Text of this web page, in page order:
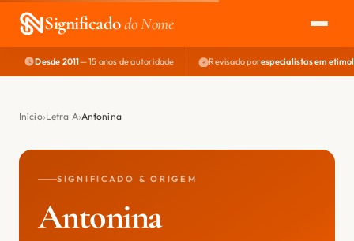
Significadodo Nome
EXPLORAR
NOME PERFEITO
Desde 2011— 15 anos de autoridade Revisado porespecialistas em
Início Letra A Antonina
SIGNIFICADO & ORIGEM
Antonina